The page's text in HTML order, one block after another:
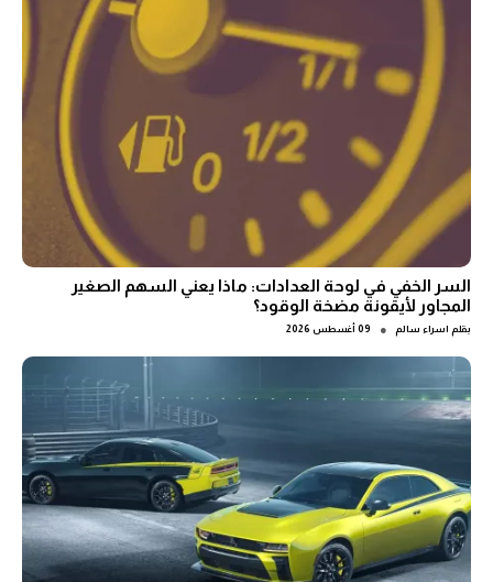
السر الخفي في لوحة العدادات: ماذا يعني السهم الصغير
المجاور لأيقونة مضخة الوقود؟
بقلم اسراء سالم ● 09 أغسطس 2026